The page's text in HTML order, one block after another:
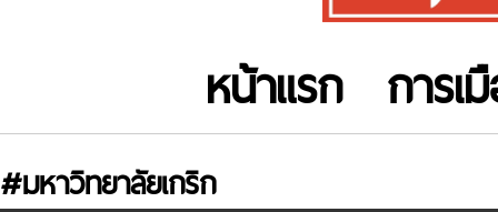
หน้าแรก การเ
#มหาวิทยาลัยเกริก